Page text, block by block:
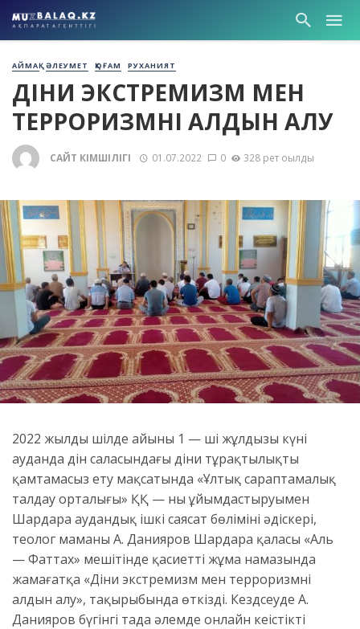
АЙМАҚ ӘЛЕУМЕТ ҚОҒАМ РУХАНИЯТ
ДІНИ ЭКСТРЕМИЗМ МЕН
ТЕРРОРИЗМНІҢ АЛДЫН АЛУ
САЙТ ӘКІМШІЛІГІ 01.07.2022 0 328 рет оқылды
2022 жылдың шілде айының 1 — ші жұлдызы күні
ауданда дін саласындағы діни тұрақтылықты
қамтамасыз ету мақсатында «Ұлтық сараптамалық
талдау орталығы» ҚҚ — ның ұйымдастыруымен
Шардара аудандық ішкі саясат бөлімінің әдіскері,
теолог маманы А. Данияров Шардара қаласы «Аль
— Фаттах» мешітінде қасиетті жұма намазында
жамағатқа «Діни экстремизм мен терроризмнің
алдын алу», тақырыбында өткізді. Кездсеуде А.
Данияров бүгінгі таңда әлемде онлайн кеңістікті